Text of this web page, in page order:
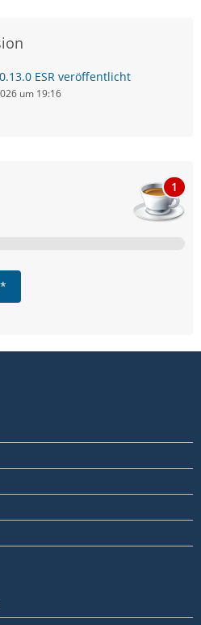
ESR veröffentlicht
um 19:16
1